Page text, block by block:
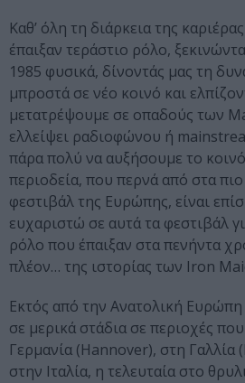
Καθ’ όλη τη διάρκεια της
έπαιξαν τεράστιο ρόλο,
1985 φυσικά, δίνοντάς μας τη
μπροστά σε νέο κοινό και
μετατρέψουμε σε οπαδούς των
ελλείψει ραδιοφώνου ή
πάρα πολύ να αυξήσουμε το
περιοδεία, που περνά από στα
φεστιβάλ της Ευρώπης, είναι
ευχαριστώ σε αυτά τα φεστιβάλ
ρόλο που έπαιξαν στα πενήντα
πλέον… της ιστορίας των Iron
Εκτός από την Ανατολική Ευρώπη
σε μερικά στάδια σε περιοχές
Γερμανία (Hannover), στη Γαλλία
στην Ιταλία, η τελευταία στο